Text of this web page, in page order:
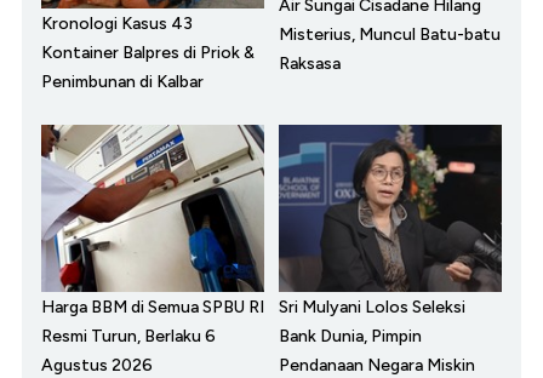
Kronologi Kasus 43
Kontainer Balpres di Priok &
Penimbunan di Kalbar
Air Sungai Cisadane Hilang
Misterius, Muncul Batu-batu
Raksasa
Harga BBM di Semua SPBU RI
Resmi Turun, Berlaku 6
Agustus 2026
Sri Mulyani Lolos Seleksi
Bank Dunia, Pimpin
Pendanaan Negara Miskin